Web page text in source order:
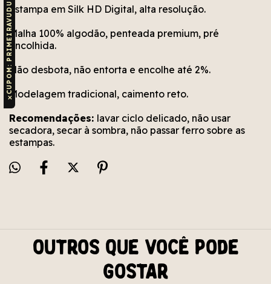
Estampa em Silk HD Digital, alta resolução.
Malha 100% algodão, penteada premium, pré
encolhida.
Não desbota, não entorta e encolhe até 2%.
Modelagem tradicional, caimento reto.
Recomendações: lavar ciclo delicado, não usar
secadora, secar à sombra, não passar ferro sobre as
estampas.
Outros que você pode
gostar
✕
CUPOM: PRIMEIRAVUDU